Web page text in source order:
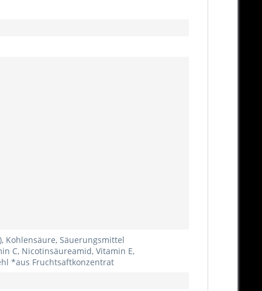
Kohlensäure, Säuerungsmittel
C, Nicotinsäureamid, Vitamin E,
*aus Fruchtsaftkonzentrat